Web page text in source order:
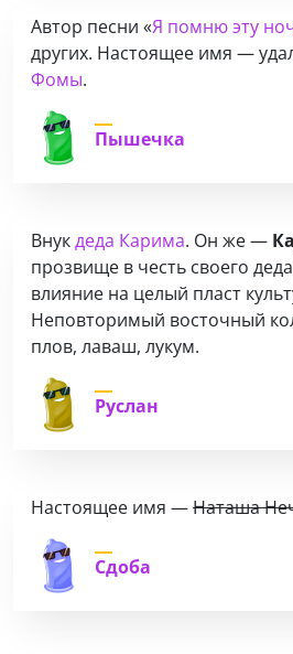
Автор песни «Я помню эту
других. Настоящее имя —
Фомы.
Пышечка
Внукдеда Карима. Он же —
прозвище в честь своего
влияние на целый пласт
Неповторимый восточный
плов, лаваш, лукум.
Руслан
Настоящее имя —Наташа
Сдоба